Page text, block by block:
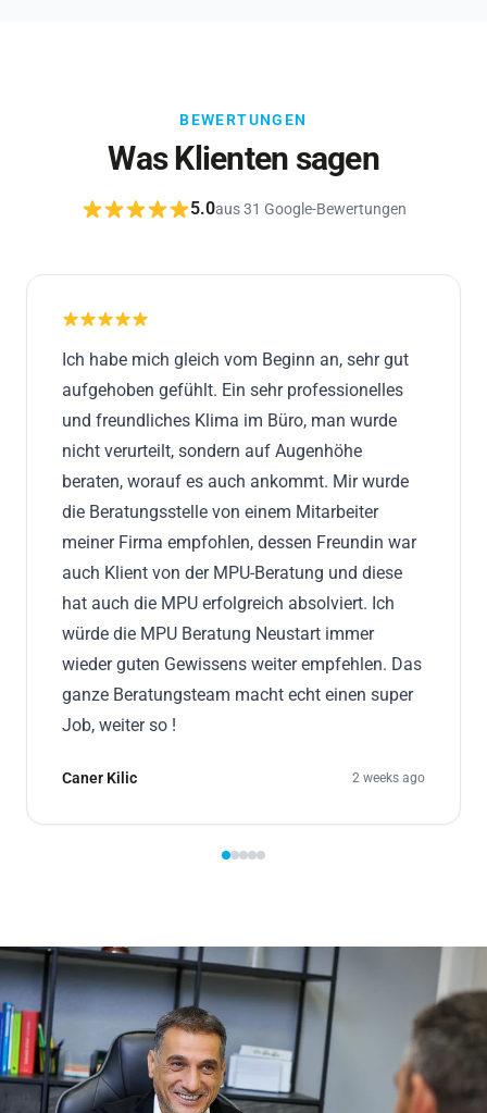
BEWERTUNGEN
Was Klienten sagen
5.0aus 31 Google-Bewertungen
Ich habe mich gleich vom Beginn an, sehr gut
aufgehoben gefühlt. Ein sehr professionelles
und freundliches Klima im Büro, man wurde
nicht verurteilt, sondern auf Augenhöhe
beraten, worauf es auch ankommt. Mir wurde
die Beratungsstelle von einem Mitarbeiter
meiner Firma empfohlen, dessen Freundin war
auch Klient von der MPU-Beratung und diese
hat auch die MPU erfolgreich absolviert. Ich
würde die MPU Beratung Neustart immer
wieder guten Gewissens weiter empfehlen. Das
ganze Beratungsteam macht echt einen super
Job, weiter so !
Caner Kilic 2 weeks ago